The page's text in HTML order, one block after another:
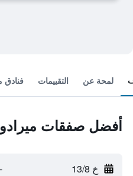
لمحة عن التقييمات فنادق
أفضل صفقات
خ 13/8 -